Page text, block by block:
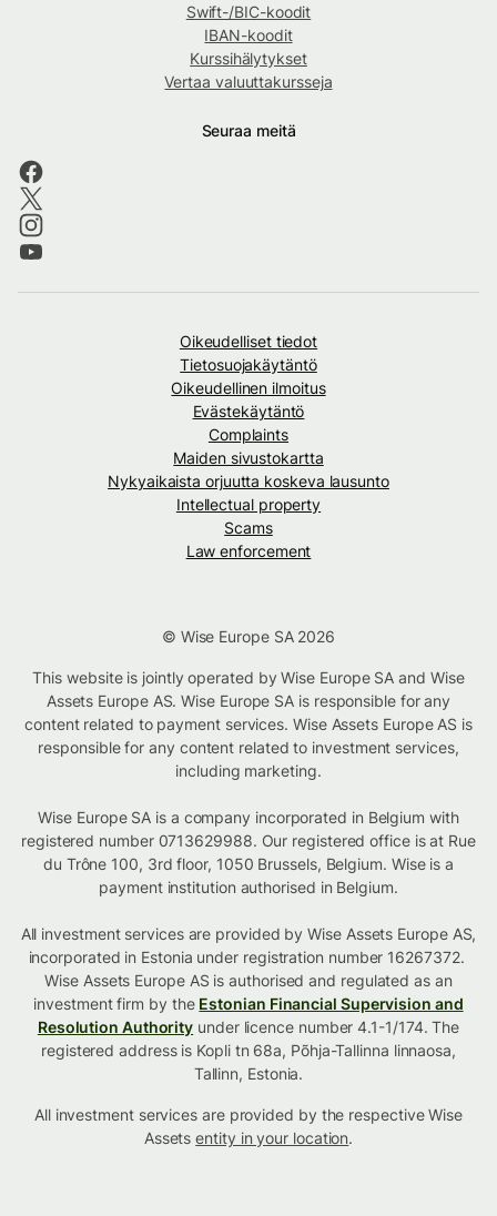
Swift-/BIC-koodit
IBAN-koodit
Kurssihälytykset
Vertaa valuuttakursseja
Seuraa meitä
Oikeudelliset tiedot
Tietosuojakäytäntö
Oikeudellinen ilmoitus
Evästekäytäntö
Complaints
Maiden sivustokartta
Nykyaikaista orjuutta koskeva lausunto
Intellectual property
Scams
Law enforcement
© Wise Europe SA 2026
This website is jointly operated by Wise Europe SA and Wise
Assets Europe AS. Wise Europe SA is responsible for any
content related to payment services. Wise Assets Europe AS is
responsible for any content related to investment services,
including marketing.
Wise Europe SA is a company incorporated in Belgium with
registered number 0713629988. Our registered office is at Rue
du Trône 100, 3rd floor, 1050 Brussels, Belgium. Wise is a
payment institution authorised in Belgium.
All investment services are provided by Wise Assets Europe AS,
incorporated in Estonia under registration number 16267372.
Wise Assets Europe AS is authorised and regulated as an
investment firm by the Estonian Financial Supervision and
Resolution Authority under licence number 4.1-1/174. The
registered address is Kopli tn 68a, Põhja-Tallinna linnaosa,
Tallinn, Estonia.
All investment services are provided by the respective Wise
Assetsentity in your location.